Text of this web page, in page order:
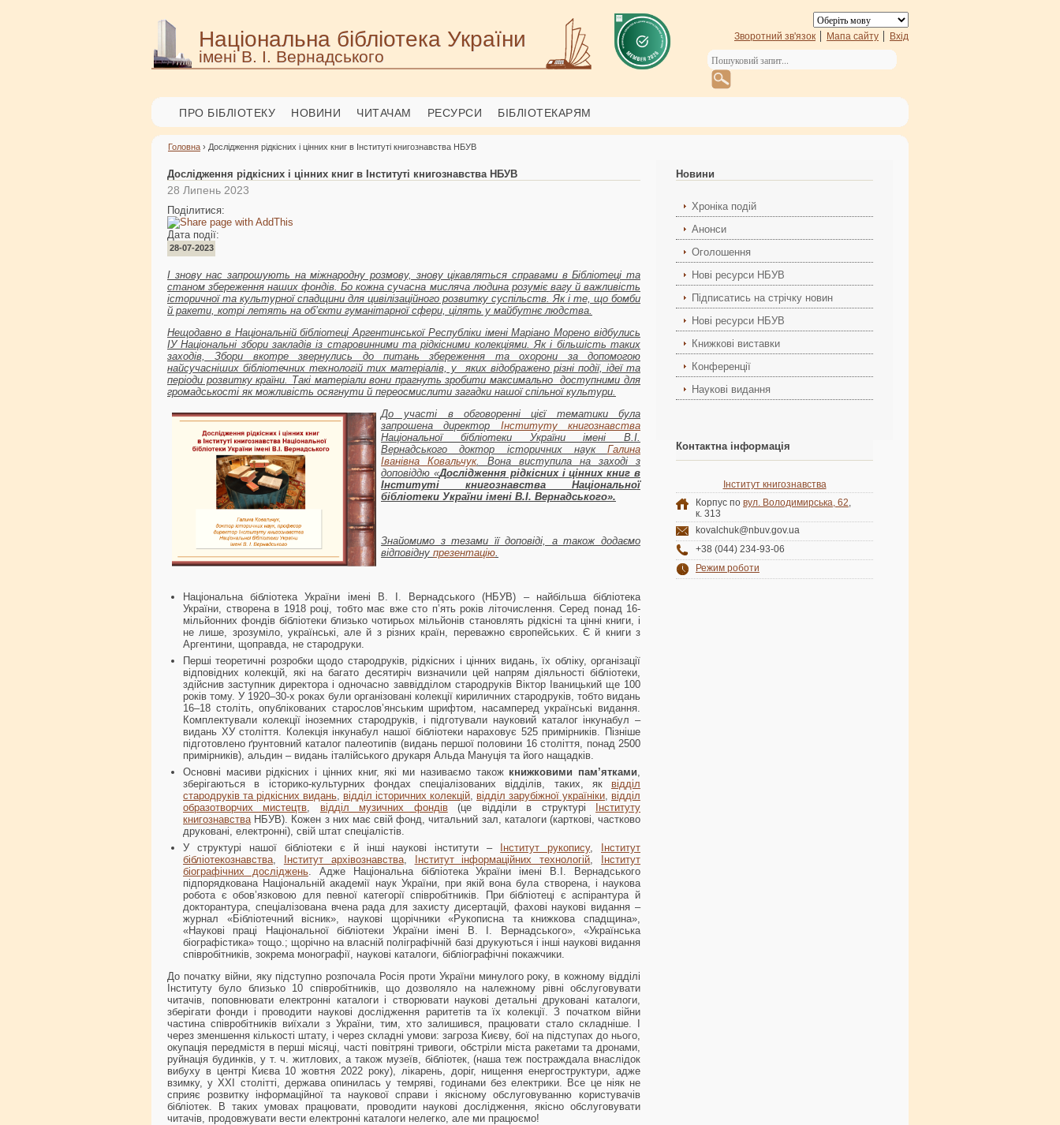
Національна бібліотека України
імені В. І. Вернадського
Зворотний зв'язок Мапа сайту Вхід
ПРО БІБЛІОТЕКУ НОВИНИ ЧИТАЧАМ РЕСУРСИ БІБЛІОТЕКАРЯМ
Головна › Дослідження рідкісних і цінних книг в Інституті книгознавства НБУВ
Дослідження рідкісних і цінних книг в Інституті книгознавства НБУВ
28 Липень 2023
Поділитися:
Дата події:
28-07-2023
І знову нас запрошують на міжнародну розмову, знову цікавляться справами в Бібліотеці та
станом збереження наших фондів. Бо кожна сучасна мисляча людина розуміє вагу й важливість
історичної та культурної спадщини для цивілізаційного розвитку суспільств. Як і те, що бомби
й ракети, котрі летять на об’єкти гуманітарної сфери, цілять у майбутнє людства.
Нещодавно в Національній бібліотеці Аргентинської Республіки імені Маріано Морено відбулись
ІУ Національні збори закладів із старовинними та рідкісними колекціями. Як і більшість таких
заходів, Збори вкотре звернулись до питань збереження та охорони за допомогою
найсучасніших бібліотечних технологій тих матеріалів, у яких відображено різні події, ідеї та
періоди розвитку країни. Такі матеріали вони прагнуть зробити максимально доступними для
громадськості як можливість осягнути й переосмислити загадки нашої спільної культури.
До участі в обговоренні цієї тематики була
запрошена директор Інституту книгознавства
Національної бібліотеки України імені В.І.
Вернадського доктор історичних наук Галина
Іванівна Ковальчук. Вона виступила на заході з
доповіддю «Дослідження рідкісних і цінних книг в
Інституті книгознавства Національної
бібліотеки України імені В.І. Вернадського».
Знайомимо з тезами її доповіді, а також додаємо
відповідну презентацію
Національна бібліотека України імені В. І. Вернадського (НБУВ) – найбільша бібліотека
України, створена в 1918 році, тобто має вже сто п’ять років літочислення. Серед понад 16-
мільйонних фондів бібліотеки близько чотирьох мільйонів становлять рідкісні та цінні книги, і
не лише, зрозуміло, українські, але й з різних країн, переважно європейських. Є й книги з
Аргентини, щоправда, не стародруки.
Перші теоретичні розробки щодо стародруків, рідкісних і цінних видань, їх обліку, організації
відповідних колекцій, які на багато десятиріч визначили цей напрям діяльності бібліотеки,
здійснив заступник директора і одночасно заввідділом стародруків Віктор Іваницький ще 100
років тому. У 1920–30-х роках були організовані колекції кириличних стародруків, тобто видань
16–18 століть, опублікованих старослов’янським шрифтом, насамперед українські видання.
Комплектували колекції іноземних стародруків, і підготували науковий каталог інкунабул –
видань ХУ століття. Колекція інкунабул нашої бібліотеки нараховує 525 примірників. Пізніше
підготовлено ґрунтовний каталог палеотипів (видань першої половини 16 століття, понад 2500
примірників), альдин – видань італійського друкаря Альда Мануція та його нащадків.
Основні масиви рідкісних і цінних книг, які ми називаємо також книжковими пам’ятками
зберігаються в історико-культурних фондах спеціалізованих відділів, таких, як відділ
стародруків та рідкісних видань відділ історичних колекцій відділ зарубіжної україніки відділ
образотворчих мистецтв
відділ музичних фондів(це відділи в структурі
Інституту
книгознавства НБУВ). Кожен з них має свій фонд, читальний зал, каталоги (карткові, частково
друковані, електронні), свій штат спеціалістів.
У структурі нашої бібліотеки є й інші наукові інститути –
Інститут рукопису,
Інститут
бібліотекознавства
Інститут архівознавства, Інститут інформаційних технологій
Інститут
біографічних досліджень. Адже Національна бібліотека України імені В.І. Вернадського
підпорядкована Національній академії наук України, при якій вона була створена, і наукова
робота є обов’язковою для певної категорії співробітників. При бібліотеці є аспірантура й
докторантура, спеціалізована вчена рада для захисту дисертацій, фахові наукові видання –
журнал «Бібліотечний вісник», наукові щорічники «Рукописна та книжкова спадщина»,
«Наукові праці Національної бібліотеки України імені В. І. Вернадського», «Українська
біографістика» тощо.; щорічно на власній поліграфічній базі друкуються і інші наукові видання
співробітників, зокрема монографії, наукові каталоги, бібліографічні покажчики.
До початку війни, яку підступно розпочала Росія проти України минулого року, в кожному відділі
Інституту було близько 10 співробітників, що дозволяло на належному рівні обслуговувати
читачів, поповнювати електронні каталоги і створювати наукові детальні друковані каталоги,
зберігати фонди і проводити наукові дослідження раритетів та їх колекції. З початком війни
частина співробітників виїхали з України, тим, хто залишився, працювати стало складніше. І
через зменшення кількості штату, і через складні умови: загроза Києву, бої на підступах до нього,
окупація передмістя в перші місяці, часті повітряні тривоги, обстріли міста ракетами та дронами,
руйнація будинків, у т. ч. житлових, а також музеїв, бібліотек, (наша теж постраждала внаслідок
вибуху в центрі Києва 10 жовтня 2022 року), лікарень, доріг, нищення енергоструктури, адже
взимку, у ХХІ столітті, держава опинилась у темряві, годинами без електрики. Все це ніяк не
сприяє розвитку інформаційної та наукової справи і якісному обслуговуванню користувачів
бібліотек. В таких умовах працювати, проводити наукові дослідження, якісно обслуговувати
читачів, продовжувати вести електронні каталоги нелегко, але ми працюємо!
Новини
Хроніка подій
Анонси
Оголошення
Нові ресурси НБУВ
Підписатись на стрічку новин
Нові ресурси НБУВ
Книжкові виставки
Конференції
Наукові видання
Контактна інформація
Інститут книгознавства
Корпус по вул. Володимирська, 62,
к. 313
kovalchuk@nbuv.gov.ua
+38 (044) 234-93-06
Режим роботи